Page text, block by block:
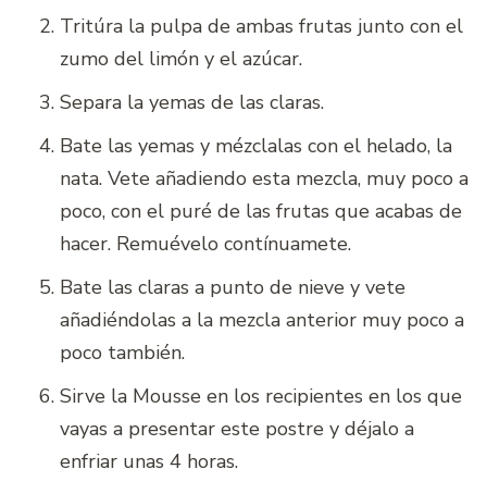
Tritúra la pulpa de ambas frutas junto con el
zumo del limón y el azúcar.
Separa la yemas de las claras.
Bate las yemas y mézclalas con el helado, la
nata. Vete añadiendo esta mezcla, muy poco a
poco, con el puré de las frutas que acabas de
hacer. Remuévelo contínuamete.
Bate las claras a punto de nieve y vete
añadiéndolas a la mezcla anterior muy poco a
poco también.
Sirve la Mousse en los recipientes en los que
vayas a presentar este postre y déjalo a
enfriar unas 4 horas.